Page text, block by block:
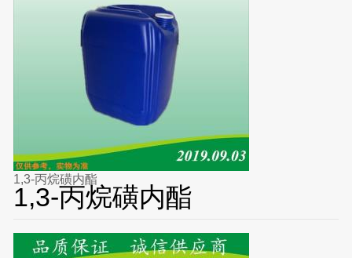
1,3-丙烷磺内酯
1,3-丙烷磺内酯